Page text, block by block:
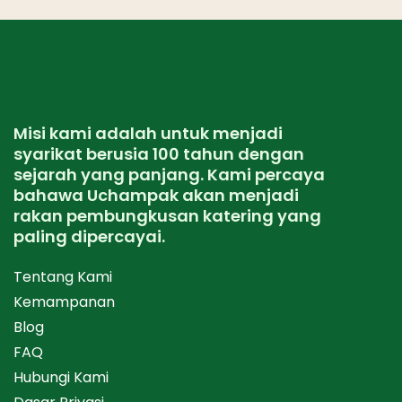
Misi kami adalah untuk menjadi
syarikat berusia 100 tahun dengan
sejarah yang panjang. Kami percaya
bahawa Uchampak akan menjadi
rakan pembungkusan katering yang
paling dipercayai.
Tentang Kami
Kemampanan
Blog
FAQ
Hubungi Kami